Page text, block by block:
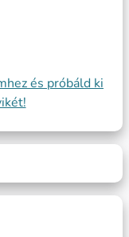
és próbáld ki